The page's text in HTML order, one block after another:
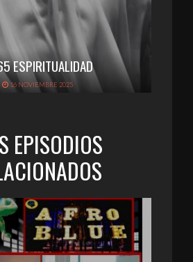
ESPIRITUALIDAD
16 NOVIEMBRE 2025
EPISODIOS